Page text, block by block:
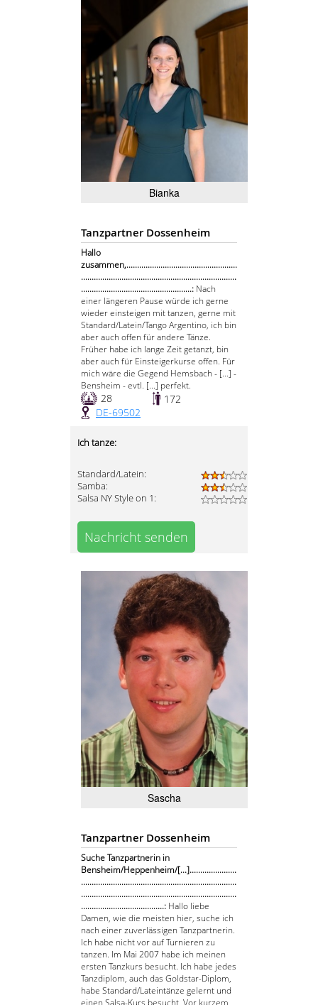
Bianka
Tanzpartner Dossenheim
Hallo
zusammen,....................................................
.........................................................................
....................................................: Nach
einer längeren Pause würde ich gerne
wieder einsteigen mit tanzen, gerne mit
Standard/Latein/Tango Argentino, ich bin
aber auch offen für andere Tänze.
Früher habe ich lange Zeit getanzt, bin
aber auch für Einsteigerkurse offen. Für
mich wäre die Gegend Hemsbach - [...] -
Bensheim - evtl. [...] perfekt.
28
172
DE-69502
Ich tanze:
Standard/Latein:
Samba:
Salsa NY Style on 1:
Nachricht senden
Sascha
Tanzpartner Dossenheim
Suche Tanzpartnerin in
Bensheim/Heppenheim/[...]......................
.........................................................................
.........................................................................
.......................................: Hallo liebe
Damen, wie die meisten hier, suche ich
nach einer zuverlässigen Tanzpartnerin.
Ich habe nicht vor auf Turnieren zu
tanzen. Im Mai 2007 habe ich meinen
ersten Tanzkurs besucht. Ich habe jedes
Tanzdiplom, auch das Goldstar-Diplom,
habe Standard/Lateintänze gelernt und